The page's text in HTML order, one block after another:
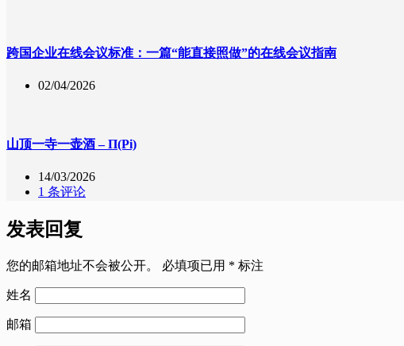
跨国企业在线会议标准：一篇“能直接照做”的在线会议指南
02/04/2026
山顶一寺一壶酒 – Π(Pi)
14/03/2026
1 条评论
发表回复
您的邮箱地址不会被公开。 必填项已用 * 标注
姓名
邮箱